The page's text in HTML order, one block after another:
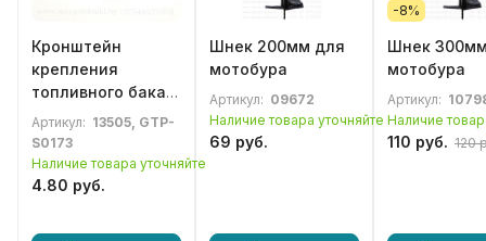
Кронштейн
крепления
топливного бака
под 4 винта
китайского
бензотриммера,
мотокосы
Артикул: 13505, GTP-
S0173
Наличие товара уточняйте
4.80 руб.
Шнек 200мм для
мотобура
Артикул: 09672
Наличие товара уточняйте
69 руб.
-8%
Шнек
мотобура
Артикул:
Наличие
110 руб. 120